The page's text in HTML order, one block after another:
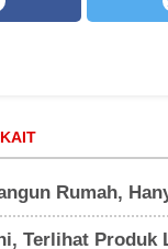
Rumah,
Terlihat Produk